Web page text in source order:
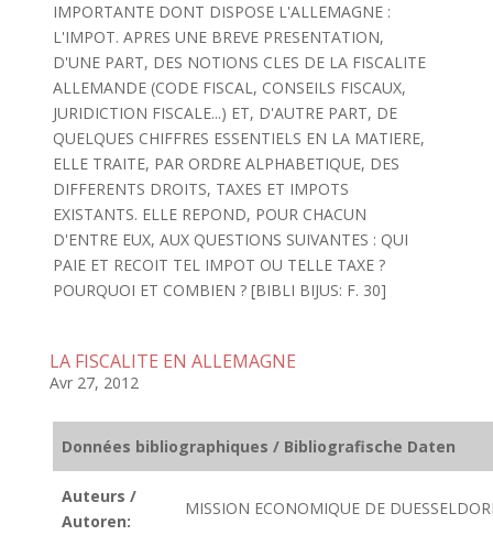
IMPORTANTE DONT DISPOSE L'ALLEMAGNE :
L'IMPOT. APRES UNE BREVE PRESENTATION,
D'UNE PART, DES NOTIONS CLES DE LA FISCALITE
ALLEMANDE (CODE FISCAL, CONSEILS FISCAUX,
JURIDICTION FISCALE...) ET, D'AUTRE PART, DE
QUELQUES CHIFFRES ESSENTIELS EN LA MATIERE,
ELLE TRAITE, PAR ORDRE ALPHABETIQUE, DES
DIFFERENTS DROITS, TAXES ET IMPOTS
EXISTANTS. ELLE REPOND, POUR CHACUN
D'ENTRE EUX, AUX QUESTIONS SUIVANTES : QUI
PAIE ET RECOIT TEL IMPOT OU TELLE TAXE ?
POURQUOI ET COMBIEN ? [BIBLI BIJUS: F. 30]
LA FISCALITE EN ALLEMAGNE
Avr 27, 2012
Données bibliographiques / Bibliografische Daten
Auteurs /
Autoren:
MISSION ECONOMIQUE DE